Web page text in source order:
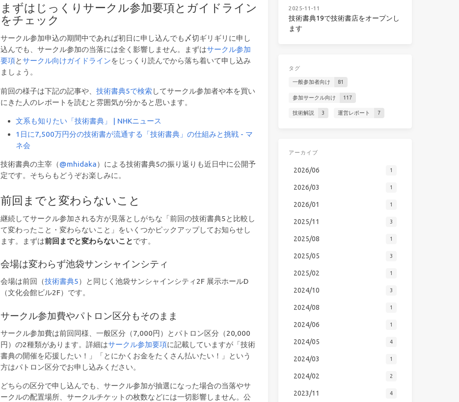
まずはじっくりサークル参加要項とガイドライン
をチェック
サークル参加申込の期間中であれば初日に申し込んでも〆切ギリギリに申し
込んでも、サークル参加の当落には全く影響しません。まずはサークル参加
要項とサークル向けガイドラインをじっくり読んでから落ち着いて申し込み
ましょう。
前回の様子は下記の記事や、技術書典5で検索してサークル参加者や本を買い
にきた人のレポートを読むと雰囲気が分かると思います。
文系も知りたい「技術書典」 | NHKニュース
1日に7,500万円分の技術書が流通する「技術書典」の仕組みと挑戦 - マ
ネ会
技術書典の主宰（@mhidaka）による技術書典5の振り返りも近日中に公開予
定です。そちらもどうぞお楽しみに。
前回までと変わらないこと
継続してサークル参加される方が見落としがちな「前回の技術書典5と比較し
て変わったこと・変わらないこと」をいくつかピックアップしてお知らせし
ます。まずは前回までと変わらないことです。
会場は変わらず池袋サンシャインシティ
会場は前回（技術書典5）と同じく池袋サンシャインシティ2F 展示ホールD
（文化会館ビル2F）です。
サークル参加費やパトロン区分もそのまま
サークル参加費は前回同様、一般区分（7,000円）とパトロン区分（20,000
円）の2種類があります。詳細はサークル参加要項に記載していますが「技術
書典の開催を応援したい！」「とにかくお金をたくさん払いたい！」という
方はパトロン区分でお申し込みください。
どちらの区分で申し込んでも、サークル参加が抽選になった場合の当落やサ
ークルの配置場所、サークルチケットの枚数などには一切影響しません。公
2025-11-11
技術書典19で技術書店をオープンし
ます
タグ
一般参加者向け 81
参加サークル向け 117
技術解説 3 運営レポート 7
アーカイブ
2026/06 1
2026/03 1
2026/01 1
2025/11 3
2025/08 1
2025/05 3
2025/02 1
2024/10 3
2024/08 1
2024/06 1
2024/05 4
2024/03 1
2024/02 2
2023/11 4